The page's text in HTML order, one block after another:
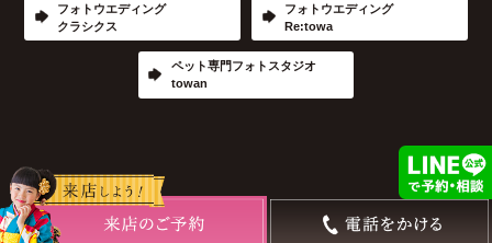
フォトウエディング
クラシクス
フォトウエディング
Re:towa
ペット専門フォトスタジオ
towan